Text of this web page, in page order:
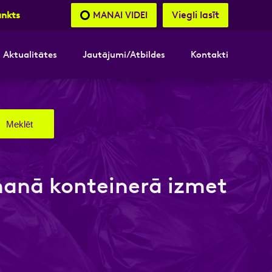
MANAI VIDEI Viegli lasīt
Aktualitātes Jautājumi/Atbildes Kontakti
konteinerā izmet